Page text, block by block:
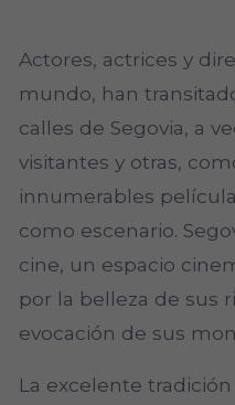
Actores, actrices y
mundo, han
calles de Segovia, a
visitantes y otras,
innumerables
como escenario.
cine, un espacio
por la belleza de sus
evocación de sus
La excelente